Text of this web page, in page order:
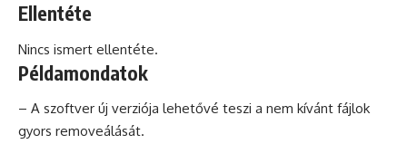
Ellentéte
Nincs ismert ellentéte.
Példamondatok
– A szoftver új verziója lehetővé teszi a nem kívánt fájlok
gyors removeálását.